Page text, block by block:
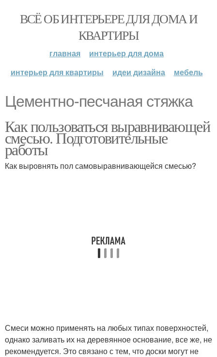
ВСЁ ОБ ИНТЕРЬЕРЕ ДЛЯ ДОМА И
КВАРТИРЫ
главная
интерьер для дома
интерьер для квартиры
идеи дизайна мебель
Цементно-песчаная стяжка
Как пользоваться выравнивающей
смесью. Подготовительные
работы
Как выровнять пол самовыравнивающейся смесью?
Смеси можно применять на любых типах поверхностей,
однако заливать их на деревянное основание, все же, не
рекомендуется. Это связано с тем, что доски могут не